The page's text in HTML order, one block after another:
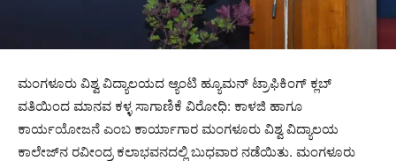
ಮಂಗಳೂರು ವಿಶ್ವ ವಿದ್ಯಾಲಯದ ಆ್ಯಂಟಿ ಹ್ಯೂಮನ್ ಟ್ರಾಫಿಕಿಂಗ್ ಕ್ಲಬ್
ವತಿಯಿಂದ ಮಾನವ ಕಳ್ಳ ಸಾಗಾಣಿಕೆ ವಿರೋಧಿ: ಕಾಳಜಿ ಹಾಗೂ
ಕಾರ್ಯಯೋಜನೆ ಎಂಬ ಕಾರ್ಯಾಗಾರ ಮಂಗಳೂರು ವಿಶ್ವ ವಿದ್ಯಾಲಯ
ಕಾಲೇಜ್‌ನ ರವೀಂದ್ರ ಕಲಾಭವನದಲ್ಲಿ ಬುಧವಾರ ನಡೆಯಿತು. ಮಂಗಳೂರು